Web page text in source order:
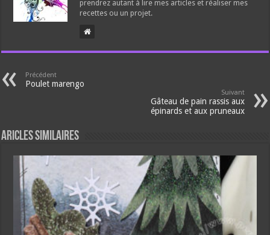
prendrez autant à lire mes articles et réaliser mes
recettes ou un projet.
Précédent
Poulet marengo
Suivant
Gâteau de pain rassis aux
épinards et aux pruneaux
Aricles similaires